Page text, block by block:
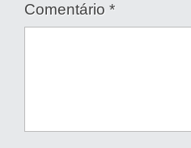
Comentário *